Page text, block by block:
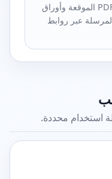
صفحة مخصصة للاتفاقيات وملفات PDF الموقعة وأوراق
عبر روابط
استخدام محددة.